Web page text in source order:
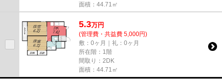
面積：44.71㎡
5.3万円
(管理費・共益費 5,000円)
敷：0ヶ月｜礼：0ヶ月
所在階：1階
間取り：2DK
面積：44.71㎡